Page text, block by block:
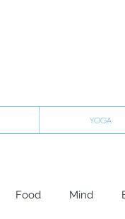
YOGA
Food Mind